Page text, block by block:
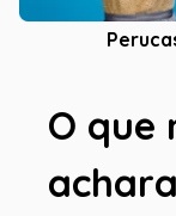
O que